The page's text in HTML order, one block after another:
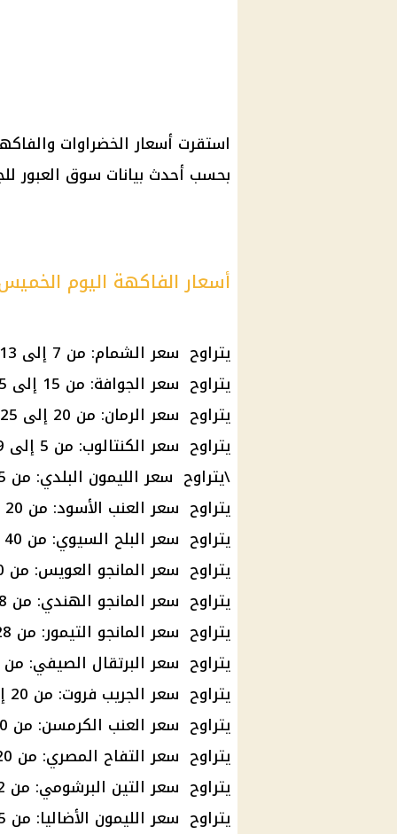
بحسب أحدث بيانات سوق العبور
أسعار الفاكهة اليوم الخميس ٢٤ يوليو
يتراوح سعر الشمام: من 7 إلى 13 جنيهًا
يتراوح سعر الجوافة: من 15 إلى 25 جنيهًا
يتراوح سعر الرمان: من 20 إلى 25 جنيهًا
يتراوح سعر الكنتالوب: من 5 إلى 9 جنيهات
\يتراوح سعر الليمون البلدي: من 5 إلى 17 جنيهًا
يتراوح سعر العنب الأسود: من 20 إلى 25 جنيهًا
يتراوح سعر البلح السيوي: من 40 إلى 70 جنيهًا
يتراوح سعر المانجو العويس: من 30 إلى 60 جنيهًا
يتراوح سعر المانجو الهندي: من 28 إلى 38 جنيهًا
يتراوح سعر المانجو التيمور: من 28 إلى 38 جنيهًا
يتراوح سعر البرتقال الصيفي: من 25 إلى 35 جنيهًا
يتراوح سعر الجريب فروت: من 20 إلى 25 جنيهًا
يتراوح سعر العنب الكرمسن: من 20 إلى 25 جنيهًا
يتراوح سعر التفاح المصري: من 20 إلى 36 جنيهًا
يتراوح سعر التين البرشومي: من 22 إلى 32 جنيهًا
يتراوح سعر الليمون الأضاليا: من 5 إلى 10 جنيهات